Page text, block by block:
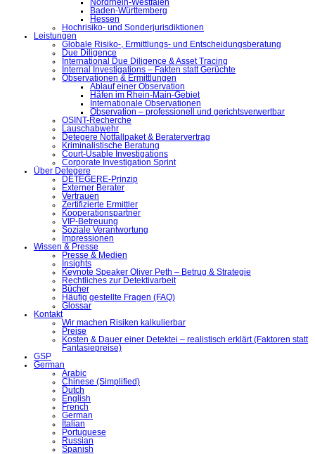
Nordrhein-Westfalen
Baden-Württemberg
Hessen
Hochrisiko- und Sonderjurisdiktionen
Leistungen
Globale Risiko-, Ermittlungs- und Entscheidungsberatung
Due Diligence
International Due Diligence & Asset Tracing
Internal Investigations – Fakten statt Gerüchte
Observationen & Ermittlungen
Ablauf einer Observation
Häfen im Rhein-Main-Gebiet
Internationale Observationen
Observation – professionell und gerichtsverwertbar
OSINT-Recherche
Lauschabwehr
Detegere Notfallpaket & Beratervertrag
Kriminalistische Beratung
Court-Usable Investigations
Corporate Investigation Sprint
Über Detegere
DETEGERE-Prinzip
Externer Berater
Vertrauen
Zertifizierte Ermittler
Kooperationspartner
VIP-Betreuung
Soziale Verantwortung
Impressionen
Wissen & Presse
Presse & Medien
Insights
Keynote Speaker Oliver Peth – Betrug & Strategie
Rechtliches zur Detektivarbeit
Bücher
Häufig gestellte Fragen (FAQ)
Glossar
Kontakt
Wir machen Risiken kalkulierbar
Preise
Kosten & Dauer einer Detektei – realistisch erklärt (Faktoren statt
Fantasiepreise)
GSP
German
Arabic
Chinese (Simplified)
Dutch
English
French
German
Italian
Portuguese
Russian
Spanish